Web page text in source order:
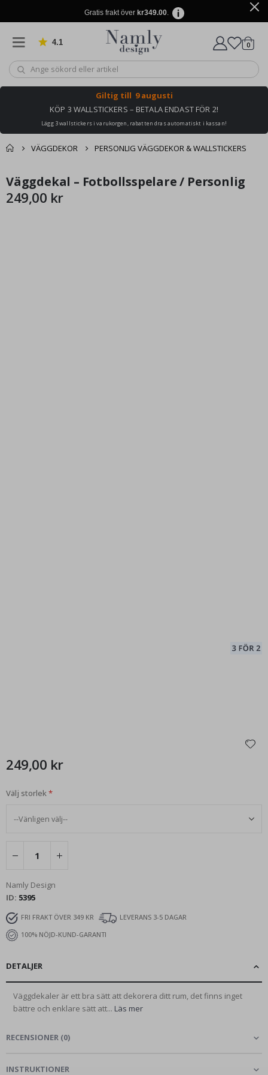
Gratis frakt över kr349.00.
4.1 Baserat på 1032 betyg 0
Giltig till 9 augusti
KÖP 3 WALLSTICKERS – BETALA ENDAST FÖR 2!
Lägg 3 wallstickers i varukorgen, rabatten dras automatiskt i kassan!
VÄGGDEKOR PERSONLIG VÄGGDEKOR & WALLSTICKERS
Du kanske också
gillar detta ✔
Kundvagn
Hoppa
till
slutet
Hoppa
till
början
Väggdekal – Fotbollsspelare / Personlig
249,00 kr
249,00 kr
Välj storlek
Namly Design
ID 5395
FRI FRAKT ÖVER 349 KR
LEVERANS 3-5 DAGAR
100% NÖJD-KUND-GARANTI
DETALJER
Väggdekaler är ett bra sätt att dekorera ditt rum, det finns inget
bättre och enklare sätt att... Läs mer
RECENSIONER (0)
INSTRUKTIONER